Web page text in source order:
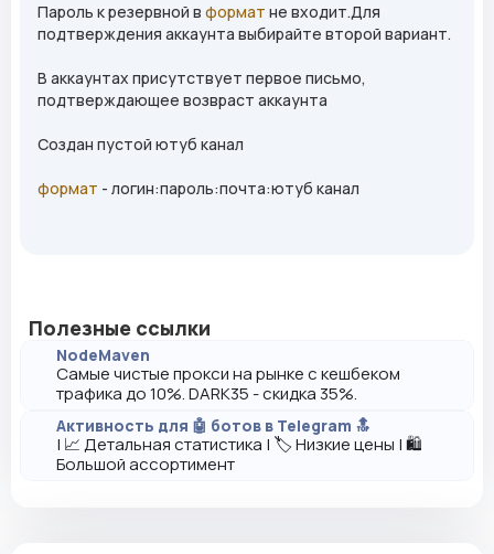
Пароль к резервной в формат не входит.Для
подтверждения аккаунта выбирайте второй вариант.
В аккаунтах присутствует первое письмо,
подтверждающее возвраст аккаунта
Создан пустой ютуб канал
формат - логин:пароль:почта:ютуб канал
Полезные ссылки
NodeMaven
Самые чистые прокси на рынке с кешбеком
трафика до 10%. DARK35 - скидка 35%.
Активность для 🤖 ботов в Telegram 🔝
| 📈 Детальная статистика | 🏷️ Низкие цены | 🛍️
Большой ассортимент